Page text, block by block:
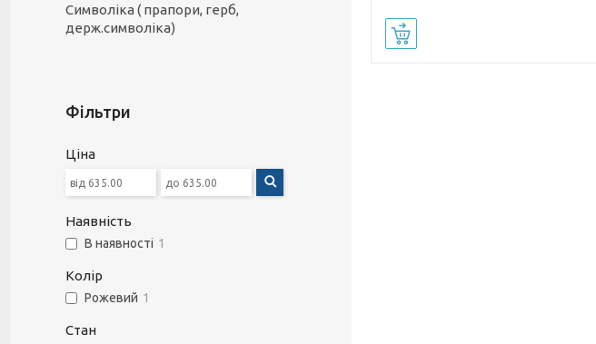
Символіка ( прапори, герб,
держ.символіка)
Фільтри
Ціна
Наявність
В наявності 1
Колір
Рожевий 1
Стан